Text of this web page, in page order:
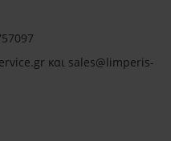
και sales@limperis-